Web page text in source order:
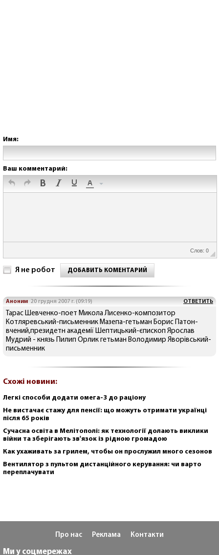
Имя:
Ваш комментарий:
Слов: 0
Я не робот ДОБАВИТЬ КОМЕНТАРИЙ
Аноним 20 грудня 2007 г. (09:19) ОТВЕТИТЬ
Тарас Шевченко-поет Микола Лисенко-композитор
Котляревський-письменник Мазепа-гетьман Борис Патон-
вчений,президетн академії Шептицький-єпископ Ярослав
Мудрий - князь Пилип Орлик гетьман Володимир Яворівський-
письменник
Схожі новини:
Легкі способи додати омега-3 до раціону
Не вистачає стажу для пенсії: що можуть отримати українці
після 65 років
Сучасна освіта в Мелітополі: як технології долають виклики
війни та зберігають зв'язок із рідною громадою
Как ухаживать за грилем, чтобы он прослужил много сезонов
Вентилятор з пультом дистанційного керування: чи варто
переплачувати
Про нас Реклама Контакти
Ми у соцмережах